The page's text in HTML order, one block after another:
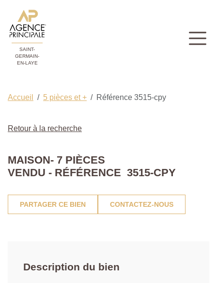
SAINT-
GERMAIN-
EN-LAYE
Accueil 5 pièces et + Référence 3515-cpy
Retour à la recherche
MAISON- 7 PIÈCES
VENDU - RÉFÉRENCE 3515-CPY
PARTAGER CE BIEN CONTACTEZ-NOUS
Description du bien